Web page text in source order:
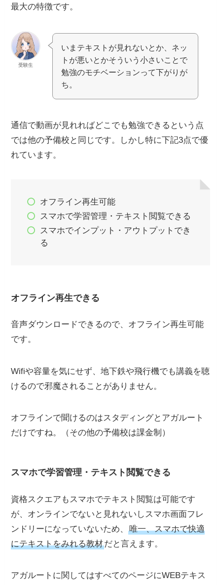
最大の特徴です。
受験生
いまテキストが見れないとか、ネッ
トが悪いとかそういう小さいことで
勉強のモチベーションって下がりが
ち。
通信で動画が見れればどこでも勉強できるという点
では他の予備校と同じです。しかし特に下記3点で優
れています。
オフライン再生可能
スマホで学習管理・テキスト閲覧できる
スマホでインプット・アウトプットでき
る
オフライン再生できる
音声ダウンロードできるので、オフライン再生可能
です。
Wifiや容量を気にせず、地下鉄や飛行機でも講義を聴
けるので邪魔されることがありません。
オフラインで聞けるのはスタディングとアガルート
だけですね。
（その他の予備校は課金制）
スマホで学習管理・テキスト閲覧できる
資格スクエアもスマホでテキスト閲覧は可能です
が、オンラインでないと見れないしスマホ画面フレ
ンドリーになっていないため、唯一、スマホで快適
にテキストをみれる教材だと言えます。
アガルートに関してはすべてのページにWEBテキス